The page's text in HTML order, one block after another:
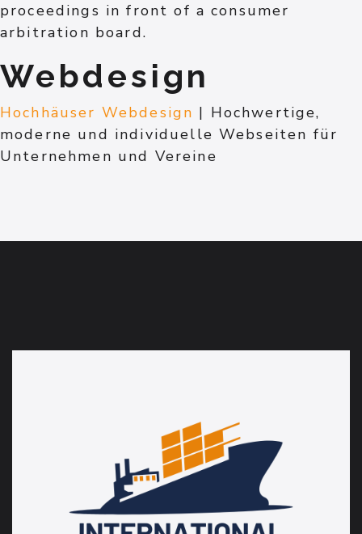
proceedings in front of a consumer
arbitration board.
Webdesign
Hochhäuser Webdesign | Hochwertige,
moderne und individuelle Webseiten für
Unternehmen und Vereine